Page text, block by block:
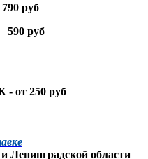
790 руб
590 руб
- от 250 руб
и Ленинградской области